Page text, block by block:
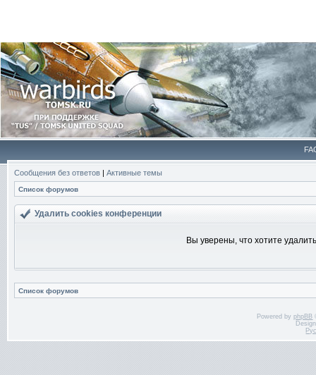
Сообщения без ответов | Активные темы
Список форумов
Удалить cookies конференции
Вы уверены, что хотите
Список форумов
Powered byphpBB